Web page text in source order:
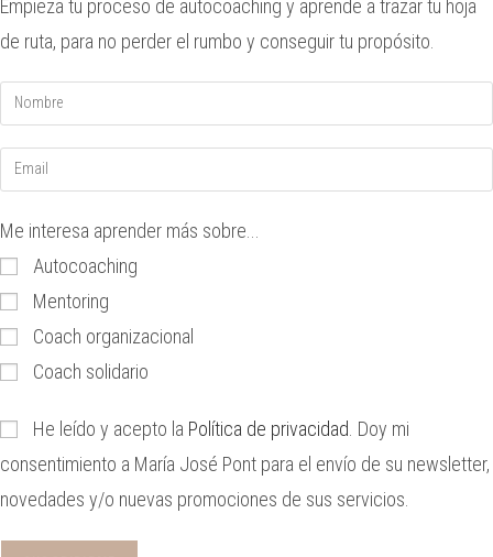
Empieza tu proceso de autocoaching y aprende a trazar tu hoja
de ruta, para no perder el rumbo y conseguir tu propósito.
Me interesa aprender más sobre...
Autocoaching
Mentoring
Coach organizacional
Coach solidario
He leído y acepto la Política de privacidad . Doy mi
consentimiento a María José Pont para el envío de su newsletter,
novedades y/o nuevas promociones de sus servicios.